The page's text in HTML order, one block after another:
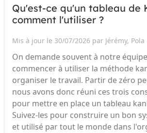
Qu'est-ce qu'un tableau de
comment l'utiliser ?
Mis à jour le 30/07/2026 par Jérémy, Pola
On demande souvent à notre
commencer à utiliser la méthode
organiser le travail. Partir de zéro
nous avons donc réuni ces trois
pour mettre en place un tableau
Suivez-les pour construire un bon
et utilisé par tout le monde dans